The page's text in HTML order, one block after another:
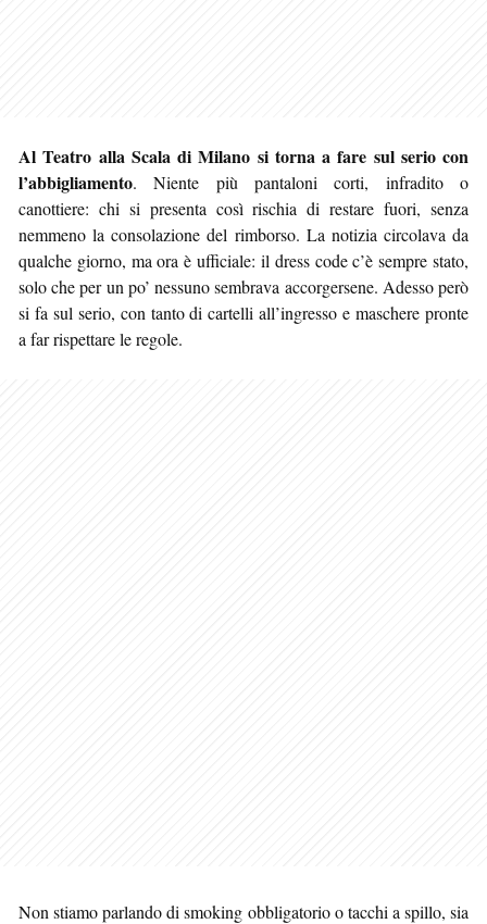
Al Teatro alla Scala di Milano si torna a fare sul serio con
l’abbigliamento. Niente più pantaloni corti, infradito o
canottiere: chi si presenta così rischia di restare fuori, senza
nemmeno la consolazione del rimborso. La notizia circolava da
qualche giorno, ma ora è ufficiale: il dress code c’è sempre stato,
solo che per un po’ nessuno sembrava accorgersene. Adesso però
si fa sul serio, con tanto di cartelli all’ingresso e maschere pronte
a far rispettare le regole.
Non stiamo parlando di smoking obbligatorio o tacchi a spillo, sia